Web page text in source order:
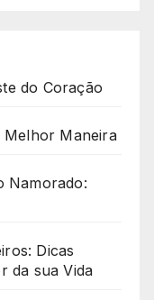
do Coração
Melhor Maneira
Namorado:
Dicas
da sua Vida